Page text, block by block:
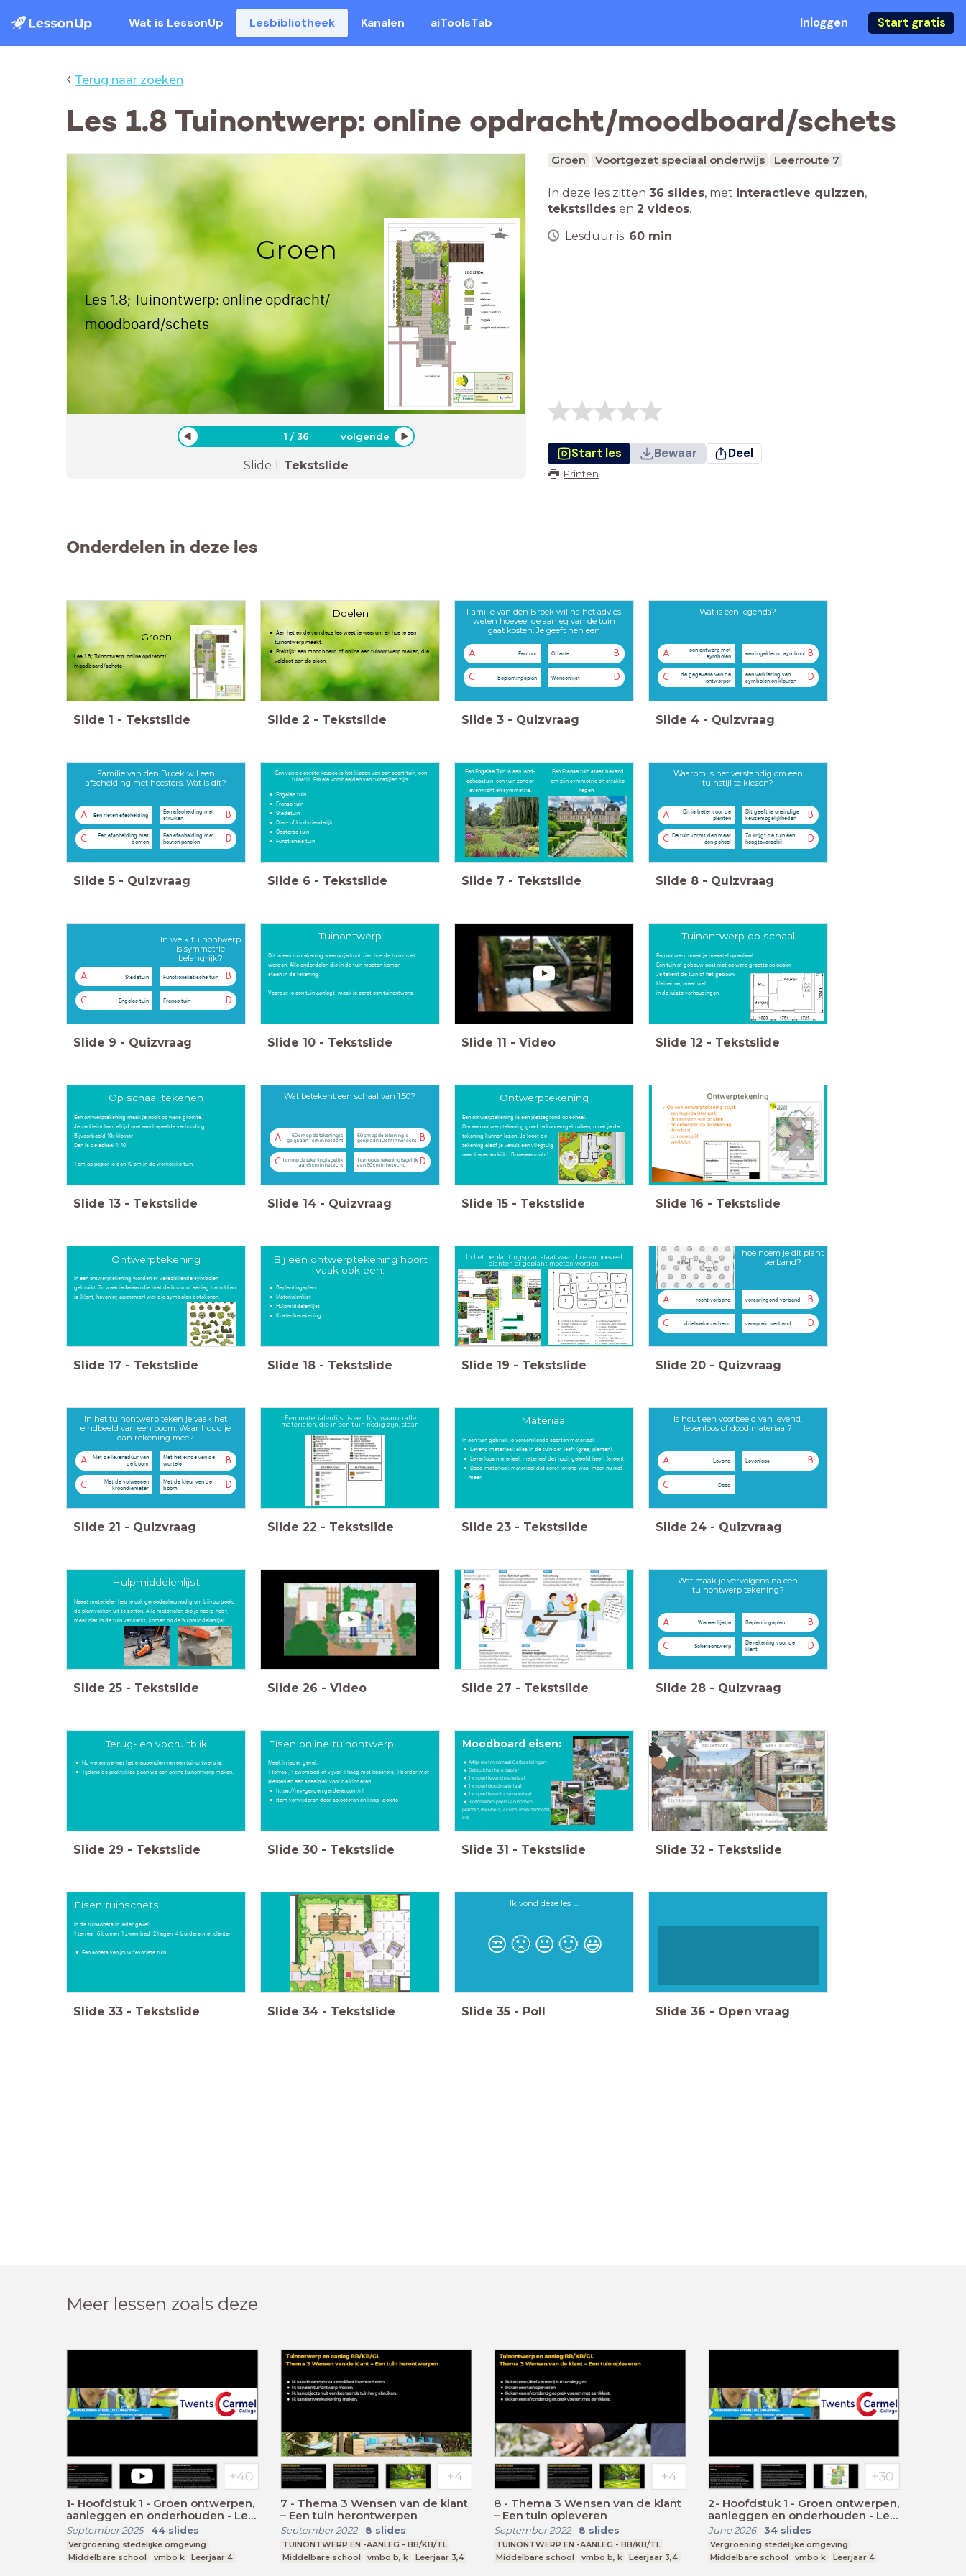
Wat is LessonUp Lesbibliotheek Kanalen aiToolsTab Inloggen Start gratis
‹ Terug naar zoeken
Les 1.8 Tuinontwerp: online opdracht/moodboard/schets
Groen
Les 1.8; Tuinontwerp: online opdracht/
moodboard/schets
1 /36 volgende
Slide 1: Tekstslide
Groen Voortgezet speciaal onderwijs Leerroute 7
In deze les zitten 36 slides, met interactieve quizzen,
tekstslides en 2 videos.
Lesduur is: 60 min
Start les Bewaar Deel
Printen
Onderdelen in deze les
Groen
Les 1.8; Tuinontwerp: online opdracht/
moodboard/schets
Slide 1 - Tekstslide
Doelen
Aan het einde van deze les weet je waarom en hoe je een
tuinontwerp maakt.
Praktijk: een moodboard of online een tuinontwerp maken, die
voldoet aan de eisen.
Slide 2 - Tekstslide
Familie van den Broek wil na het advies
weten hoeveel de aanleg van de tuin
gaat kosten. Je geeft hen een
A Factuur B
Offerte
C Beplantingsplan D
Wensenlijst
Slide 3 - Quizvraag
Wat is een legenda?
A
een ontwerp met
symbolen
B
een ingekleurd symbool
C
de gegevens van de
ontwerper
D
een verklaring van
symbolen en kleuren
Slide 4 - Quizvraag
Familie van den Broek wil een
afscheiding met heesters. Wat is dit?
A Een rieten afscheiding B
Een afscheiding met
struiken
C
Een afscheiding met
bomen
D
Een afscheiding met
houten panelen
Slide 5 - Quizvraag
Een van de eerste keuzes is het kiezen van een soort tuin, een
tuinstijl. Enkele voorbeelden van tuinstijlen zijn:
Engelse tuin
Franse tuin
Stadstuin
Dier- of kindvriendelijk
Oosterse tuin
Functionele tuin
Slide 6 - Tekstslide
Een Engelse Tuin is een land-
schapstuin, een tuin zonder
evenwicht en symmetrie.
Een Franse tuin staat bekend
om zijn symmetrie en strakke
hagen.
Slide 7 - Tekstslide
Waarom is het verstandig om een
tuinstijl te kiezen?
A
Dit is beter voor de
planten
B
Dit geeft je oneindige
keuzemogelijkheden
C De tuin vormt dan meer
één geheel
D
Zo krijgt de tuin een
hoogteverschil
Slide 8 - Quizvraag
In welk tuinontwerp
is symmetrie
belangrijk?
A Stadstuin B
Functionalistische tuin
C Engelse tuin D
Franse tuin
Slide 9 - Quizvraag
Tuinontwerp
Dit is een tuintekening waarop je kunt zien hoe de tuin moet
worden. Alle onderdelen die in de tuin moeten komen,
staan in de tekening.
Voordat je een tuin aanlegt, maak je eerst een tuinontwerp.
Slide 10 - Tekstslide Slide 11 - Video
Tuinontwerp op schaal
Een ontwerp maak je meestal op schaal.
Een tuin of gebouw past niet op ware grootte op papier.
Je tekent de tuin of het gebouw
kleiner na, maar wel
in de juiste verhoudingen.
Slide 12 - Tekstslide
Op schaal tekenen
Een ontwerptekening maak je nooit op ware grootte.
Je verkleint hem altijd met een bepaalde verhouding.
Bijvoorbeeld 10x kleiner
Dan is de schaal 1: 10
1 cm op papier is dan 10 cm in de werkelijke tuin.
Slide 13 - Tekstslide
Wat betekent een schaal van 1:50?
A 50 cm op de tekening is
gelijk aan 1 cm in het echt B
50 cm op de tekening is
gelijk aan 10 cm in het echt
C 1 cm op de tekening is gelijk
aan 5 cm in het echt D
1 cm op de tekening is gelijk
aan 50 cm in het echt.
Slide 14 - Quizvraag
Ontwerptekening
Een ontwerptekening is een plattegrond op schaal.
Om een ontwerptekening goed te kunnen gebruiken, moet je de
tekening kunnen lezen. Je leest de
tekening alsof je vanuit een vliegtuig
naar beneden kijkt. Bovenaanzicht!
Slide 15 - Tekstslide Slide 16 - Tekstslide
Ontwerptekening
In een ontwerptekening worden er verschillende symbolen
gebruikt. Zo weet iedereen die met de bouw of aanleg betrokken
is (klant, hovenier, aannemer) wat die symbolen betekenen.
Slide 17 - Tekstslide
Bij een ontwerptekening hoort
vaak ook een:
Beplantingsplan
Materialenlijst
Hulpmiddelenlijst
Kostenberekening
Slide 18 - Tekstslide
In het beplantingsplan staat waar, hoe en hoeveel
planten er geplant moeten worden.
Slide 19 - Tekstslide
hoe noem je dit plant
verband?
A recht verband B
verspringend verband
C driehoeks verband D
verspreid verband
Slide 20 - Quizvraag
In het tuinontwerp teken je vaak het
eindbeeld van een boom. Waar houd je
dan rekening mee?
A
Met de levensduur van
de boom
B
Met het einde van de
wortels
C
Met de volwassen
kroondiameter
D
Met de kleur van de
boom
Slide 21 - Quizvraag
Een materialenlijst is een lijst waarop alle
materialen, die in een tuin nodig zijn, staan
Slide 22 - Tekstslide
Materiaal
In een tuin gebruik je verschillende soorten materiaal:
Levend materiaal: alles in de tuin dat leeft (gras, planten).
Levenloos materiaal: materiaal dat nooit geleefd heeft (steen).
Dood materiaal: materiaal dat eerst levend was, maar nu niet
meer.
Slide 23 - Tekstslide
Is hout een voorbeeld van levend,
levenloos of dood materiaal?
A Levend B
Levenloos
C Dood
Slide 24 - Quizvraag
Hulpmiddelenlijst
Naast materialen heb je ook gereedschap nodig om bijvoorbeeld
de plantvakken uit te zetten. Alle materialen die je nodig hebt,
maar niet in de tuin verwerkt, komen op de hulpmiddelenlijst.
Slide 25 - Tekstslide Slide 26 - Video Slide 27 - Tekstslide
Wat maak je vervolgens na een
tuinontwerp tekening?
A Wensenlijstje B
Beplantingsplan
C Schetsontwerp D
De rekening voor de
klant
Slide 28 - Quizvraag
Terug- en vooruitblik
Nu weten we wat het stappenplan van een tuinontwerp is.
Tijdens de praktijkles gaan we een online tuinontwerp maken.
Slide 29 - Tekstslide
Eisen online tuinontwerp
Maak in ieder geval:
1 terras , 1 zwembad of vijver, 1 haag met heesters, 1 border met
planten en een speelplek voor de kinderen.
https://my-garden.gardena.com/nl
Item verwijderen door selecteren en knop "delete"
Slide 30 - Tekstslide
Moodboard eisen:
A4tje met minimaal 6 afbeeldingen:
Gebruik het hele papier
1 knipsel levend materiaal
1 knipsel dood materiaal
1 knipsel levenloos materiaal
3 of meer knipsels van bomen,
planten, meubels, jacuzzi, insectenhotel,
etc
Slide 31 - Tekstslide Slide 32 - Tekstslide
Eisen tuinschets
In de tuinschets in ieder geval:
1 terras , 6 bomen, 1 zwembad, 2 hagen, 4 borders met planten
Een schets van jouw favoriete tuin
Slide 33 - Tekstslide Slide 34 - Tekstslide
Ik vond deze les ....
😒 🙁 😐 🙂 😃
Slide 35 - Poll Slide 36 - Open vraag
Meer lessen zoals deze
1- Hoofdstuk 1 - Groen ontwerpen,
aanleggen en onderhouden - Les
1t/m4
September 2025- 44 slides
Vergroening stedelijke omgeving
Middelbare school
vmbo k Leerjaar 4
7 - Thema 3 Wensen van de klant
– Een tuin herontwerpen
September 2022- 8 slides
TUINONTWERP EN -AANLEG - BB/KB/TL
Middelbare school
vmbo b, k Leerjaar 3,4
8 - Thema 3 Wensen van de klant
– Een tuin opleveren
September 2022- 8 slides
TUINONTWERP EN -AANLEG - BB/KB/TL
Middelbare school
vmbo b, k Leerjaar 3,4
2- Hoofdstuk 1 - Groen ontwerpen,
aanleggen en onderhouden - Les
5t/m7
June 2026- 34 slides
Vergroening stedelijke omgeving
Middelbare school
vmbo k Leerjaar 4